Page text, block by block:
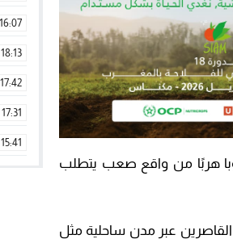
هربًا من واقع صعب يتطلب
عبر مدن ساحلية مثل
16:07
18:13
17:42
17:31
15:41